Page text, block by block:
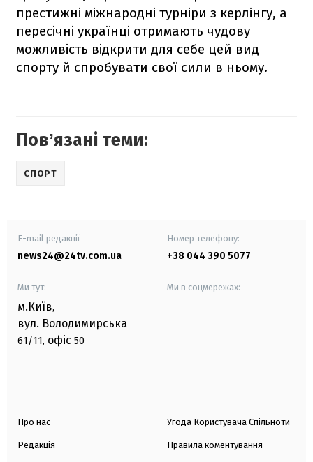
престижні міжнародні турніри з керлінгу, а
пересічні українці отримають чудову
можливість відкрити для себе цей вид
спорту й спробувати свої сили в ньому.
Повʼязані теми:
СПОРТ
E-mail редакції
news24@24tv.com.ua
Номер телефону:
+38 044 390 5077
Ми тут:
м.Київ,
вул. Володимирська
61/11, офіс 50
Ми в соцмережах:
Про нас
Редакція
Угода Користувача Спільноти
Правила коментування